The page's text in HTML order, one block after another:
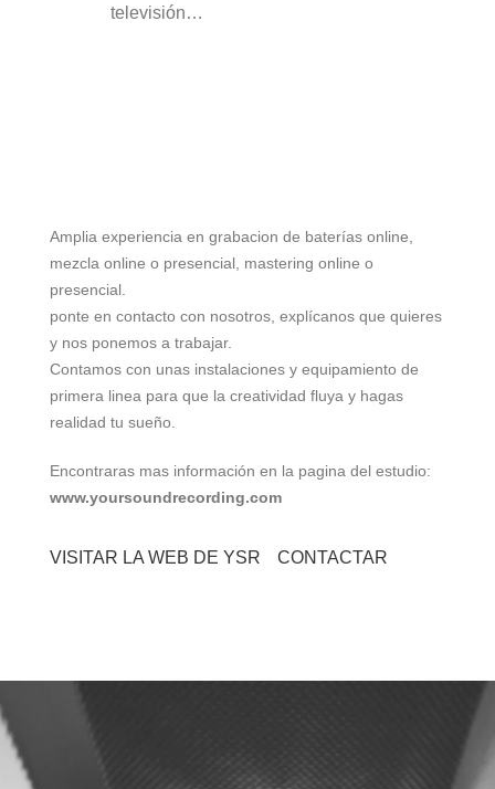
televisión…
Amplia experiencia en grabacion de baterías online,
mezcla online o presencial, mastering online o
presencial.
ponte en contacto con nosotros, explícanos que quieres
y nos ponemos a trabajar.
Contamos con unas instalaciones y equipamiento de
primera linea para que la creatividad fluya y hagas
realidad tu sueño.
Encontraras mas información en la pagina del estudio:
www.yoursoundrecording.com
VISITAR LA WEB DE YSR CONTACTAR